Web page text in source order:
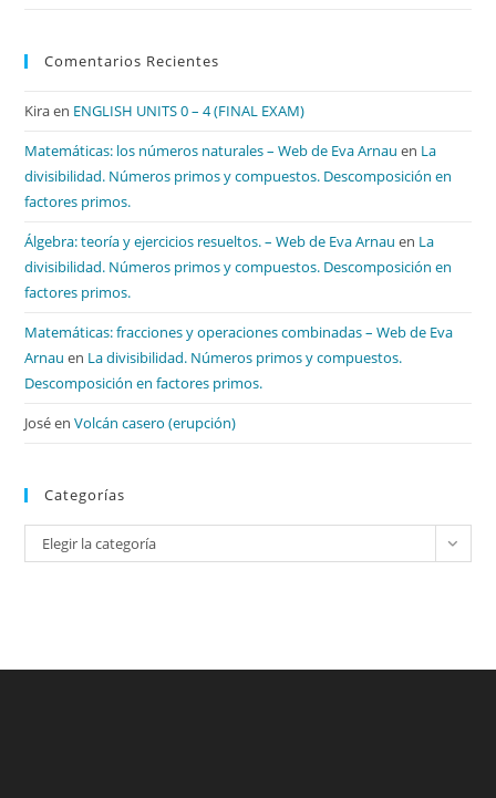
Comentarios Recientes
Kiraen ENGLISH UNITS 0 – 4 (FINAL EXAM)
Matemáticas: los números naturales – Web de Eva Arnau en La
divisibilidad. Números primos y compuestos. Descomposición en
factores primos.
Álgebra: teoría y ejercicios resueltos. – Web de Eva Arnau en La
divisibilidad. Números primos y compuestos. Descomposición en
factores primos.
Matemáticas: fracciones y operaciones combinadas – Web de Eva
Arnau en La divisibilidad. Números primos y compuestos.
Descomposición en factores primos.
JoséenVolcán casero (erupción)
Categorías
Categorías
Elegir la categoría